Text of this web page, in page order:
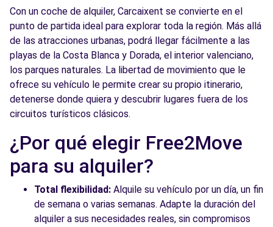
Con un coche de alquiler, Carcaixent se convierte en el
punto de partida ideal para explorar toda la región. Más allá
de las atracciones urbanas, podrá llegar fácilmente a las
playas de la Costa Blanca y Dorada, el interior valenciano,
los parques naturales. La libertad de movimiento que le
ofrece su vehículo le permite crear su propio itinerario,
detenerse donde quiera y descubrir lugares fuera de los
circuitos turísticos clásicos.
¿Por qué elegir Free2Move
para su alquiler?
Total flexibilidad: Alquile su vehículo por un día, un fin
de semana o varias semanas. Adapte la duración del
alquiler a sus necesidades reales, sin compromisos